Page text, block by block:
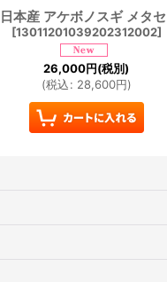
本産 アケボノスギ メタ
[13011201039202312002]
26,000円(税別)
(税込: 28,600円)